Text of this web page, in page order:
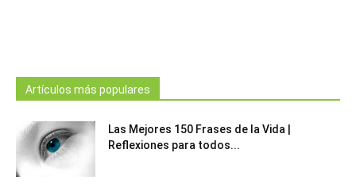
Artículos más populares
Las Mejores 150 Frases de la Vida |
Reflexiones para todos...